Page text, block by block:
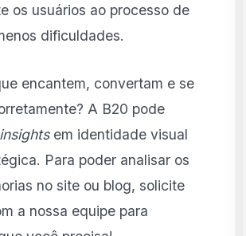
os usuários ao processo de
dificuldades.
encantem, convertam e se
A B20 pode
insightsem identidade visual
Para poder analisar os
no site ou blog, solicite
a nossa equipe para